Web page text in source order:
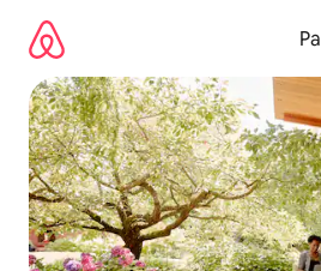
directement
contenu